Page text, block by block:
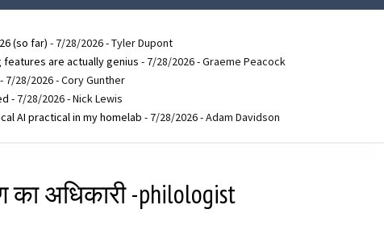
(so far) - 7/28/2026- Tyler Dupont
features are actually genius - 7/28/2026- Graeme Peacock
7/28/2026- Cory Gunther
- 7/28/2026- Nick Lewis
AI practical in my homelab - 7/28/2026- Adam Davidson
का अधिकारी -philologist